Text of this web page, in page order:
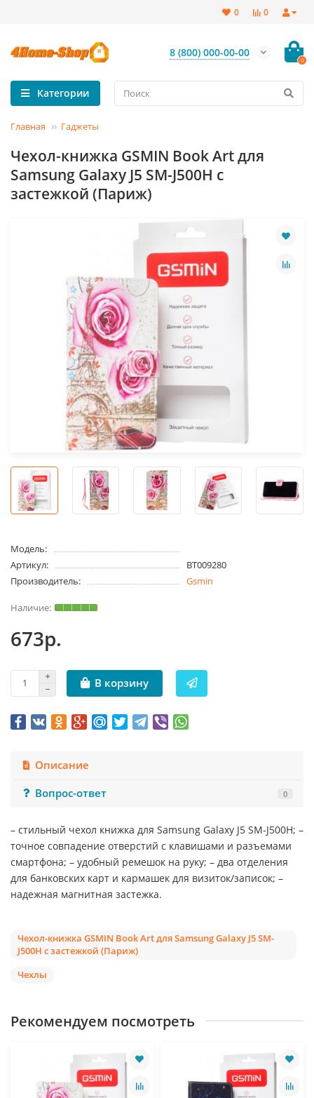
0
0
8 (800) 000-00-00
0
Категории
Главная Гаджеты
Чехол-книжка GSMIN Book Art для
Samsung Galaxy J5 SM-J500H с
застежкой (Париж)
Модель:
Артикул:
BT009280
Производитель:
Gsmin
673р.
В корзину
Описание
Вопрос-ответ
0
– стильный чехол книжка для Samsung Galaxy J5 SM-J500H; –
точное совпадение отверстий с клавишами и разъемами
смартфона; – удобный ремешок на руку; – два отделения
для банковских карт и кармашек для визиток/записок; –
надежная магнитная застежка.
Чехол-книжка GSMIN Book Art для Samsung Galaxy J5 SM-
J500H с застежкой (Париж)
Чехлы
Рекомендуем посмотреть